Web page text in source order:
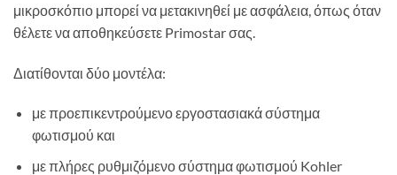
μικροσκόπιο μπορεί να μετακινηθεί με ασφάλεια, όπως όταν
θέλετε να αποθηκεύσετε Primostar σας.
Διατίθονται δύο μοντέλα:
με προεπικεντρούμενο εργοστασιακά σύστημα
φωτισμού και
με πλήρες ρυθμιζόμενο σύστημα φωτισμού Kohler